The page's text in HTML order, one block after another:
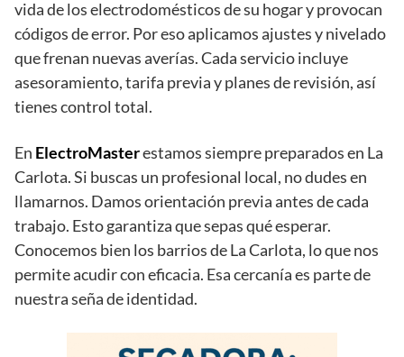
vida de los electrodomésticos de su hogar y provocan
códigos de error. Por eso aplicamos ajustes y nivelado
que frenan nuevas averías. Cada servicio incluye
asesoramiento, tarifa previa y planes de revisión, así
tienes control total.
En ElectroMasterestamos siempre preparados en La
Carlota. Si buscas un profesional local, no dudes en
llamarnos. Damos orientación previa antes de cada
trabajo. Esto garantiza que sepas qué esperar.
Conocemos bien los barrios de La Carlota, lo que nos
permite acudir con eficacia. Esa cercanía es parte de
nuestra seña de identidad.